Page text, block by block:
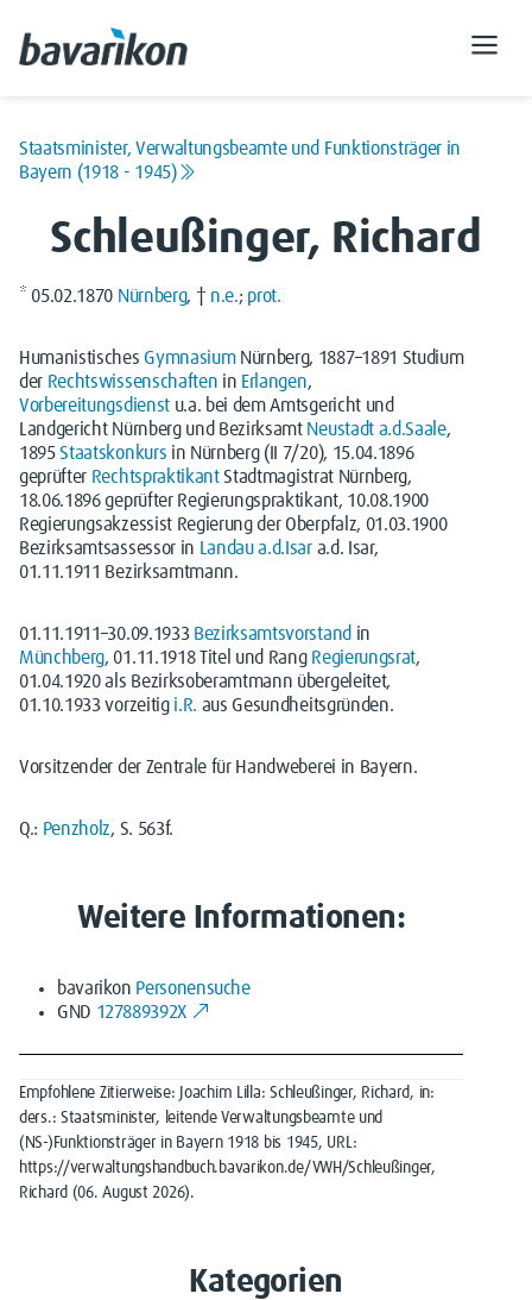
Staatsminister, Verwaltungsbeamte und Funktionsträger in
Bayern (1918 - 1945)
Schleußinger, Richard
* 05.02.1870 Nürnberg, † n.e.; prot.
HumanistischesGymnasiumNürnberg, 1887–1891 Studium
der Rechtswissenschaften in Erlangen,
Vorbereitungsdienstu.a. bei dem Amtsgericht und
Landgericht Nürnberg und Bezirksamt Neustadt a.d.Saale,
1895Staatskonkurs in Nürnberg (II 7/20), 15.04.1896
geprüfter RechtspraktikantStadtmagistrat Nürnberg,
18.06.1896 geprüfter Regierungspraktikant, 10.08.1900
Regierungsakzessist Regierung der Oberpfalz, 01.03.1900
Bezirksamtsassessor in
Landau a.d.Isara.d. Isar,
01.11.1911 Bezirksamtmann.
01.11.1911–30.09.1933 Bezirksamtsvorstand in
Münchberg, 01.11.1918 Titel und Rang Regierungsrat,
01.04.1920 als Bezirksoberamtmann übergeleitet,
01.10.1933 vorzeitig i.R. aus Gesundheitsgründen.
Vorsitzender der Zentrale für Handweberei in Bayern.
Q.: Penzholz, S. 563f.
Weitere Informationen:
bavarikon Personensuche
GND 127889392X
Empfohlene Zitierweise: Joachim Lilla: Schleußinger, Richard, in:
ders.: Staatsminister, leitende Verwaltungsbeamte und
(NS-)Funktionsträger in Bayern 1918 bis 1945, URL:
https://verwaltungshandbuch.bavarikon.de/VWH/Schleußinger,
Richard (06. August 2026).
Kategorien